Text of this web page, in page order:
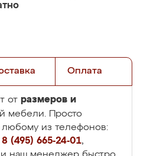
Оплата
от размеров и
мебели. Просто
любому из телефонов:
8 (495) 665-24-01,